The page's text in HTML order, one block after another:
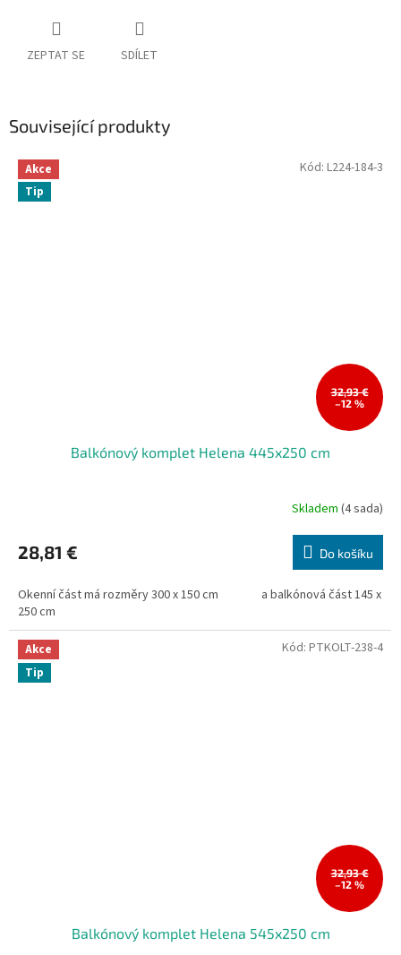
ZEPTAT SE SDÍLET
Související produkty
Akce
Tip
32,93 €
–12 %
Balkónový komplet Helena 445x250 cm
Skladem (4 sada)
28,81 € Do košíku
Okenní část má rozměry 300 x 150 cm a balkónová část 145 x
250 cm
Kód: L224-184-3
Akce
Tip
32,93 €
–12 %
Balkónový komplet Helena 545x250 cm
Kód: PTKOLT-238-4